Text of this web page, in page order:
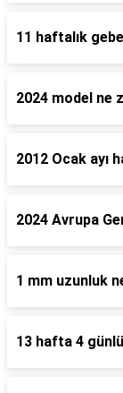
11 haftalık
2024 model ne
2012 Ocak ayı
2024 Avrupa
1 mm uzunluk
13 hafta 4